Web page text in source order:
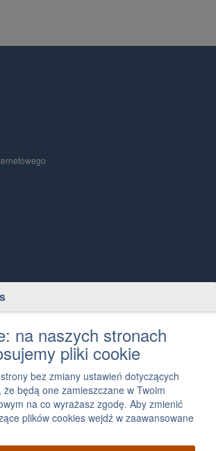
na naszych stronach
pliki cookie
bez zmiany ustawień dotyczących
będą one zamieszczane w Twoim
na co wyrażasz zgodę. Aby zmienić
plików cookies wejdź w zaawansowane
1
Ci pomóc